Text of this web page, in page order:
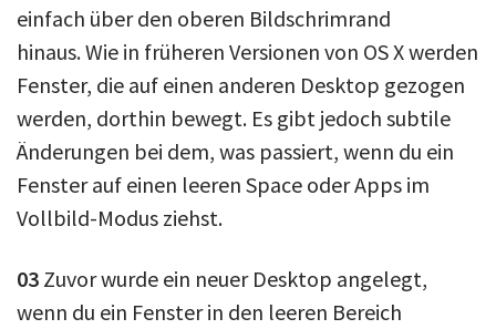
einfach über den oberen Bildschrimrand
hinaus. Wie in früheren Versionen von OS X werden
Fenster, die auf einen anderen Desktop gezogen
werden, dorthin bewegt. Es gibt jedoch subtile
Änderungen bei dem, was passiert, wenn du ein
Fenster auf einen leeren Space oder Apps im
Vollbild-Modus ziehst.
03 Zuvor wurde ein neuer Desktop angelegt,
wenn du ein Fenster in den leeren Bereich